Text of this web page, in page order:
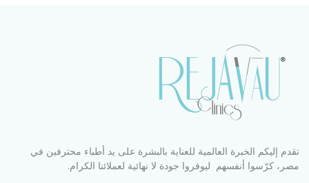
تقدم إليكم الخبرة العالمية للعناية بالبشرة على يد أطباء محترفين في
مصر، كرّسوا أنفسهم ليوفروا جودة لا نهائية لعملائنا الكرام.